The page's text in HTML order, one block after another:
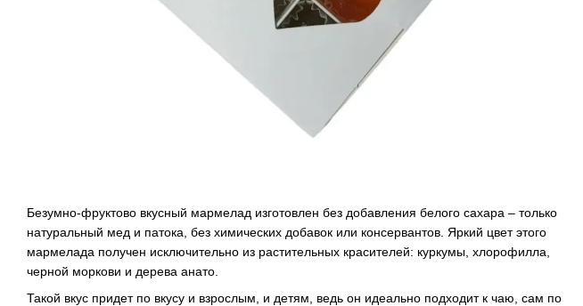
Безумно-фруктово вкусный мармелад изготовлен без добавления белого сахара – только
натуральный мед и патока, без химических добавок или консервантов. Яркий цвет этого
мармелада получен исключительно из растительных красителей: куркумы, хлорофилла,
черной моркови и дерева анато.
Такой вкус придет по вкусу и взрослым, и детям, ведь он идеально подходит к чаю, сам по